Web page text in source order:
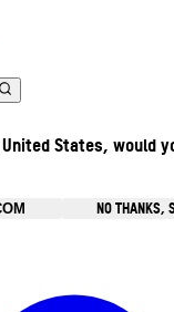
States, would
NO THANKS,